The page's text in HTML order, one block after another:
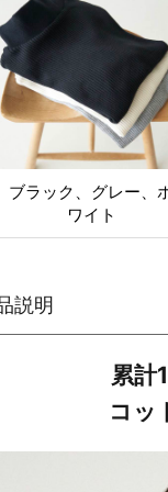
累計
コッ
ブラック、グレー、
ワイト